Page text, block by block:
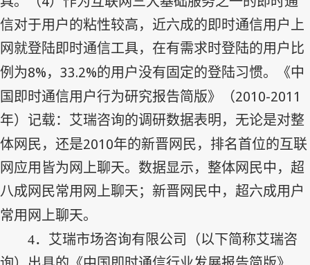
信对于用户的粘性较高，近六成的即时通信用户上
网就登陆即时通信工具，在有需求时登陆的用户比
例为8%， 33.2%的用户没有固定的登陆习惯。《中
国即时通信用户行为研究报告简版》（2010-2011
年）记载：艾瑞咨询的调研数据表明，无论是对整
体网民，还是2010年的新晋网民，排名首位的互联
网应用皆为网上聊天。数据显示，整体网民中，超
八成网民常用网上聊天；新晋网民中，超六成用户
常用网上聊天。
4．艾瑞市场咨询有限公司（以下简称艾瑞咨